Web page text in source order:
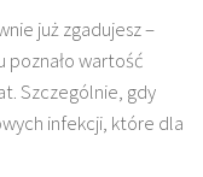
już zgadujesz –
poznało wartość
Szczególnie, gdy
infekcji, które dla